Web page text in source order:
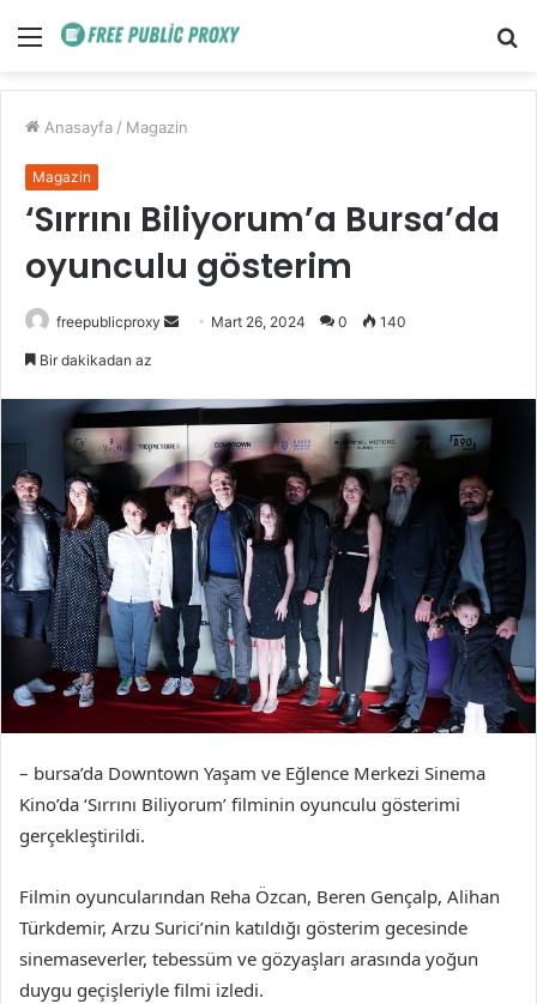
Menü
Anasayfa / Magazin
Magazin
‘Sırrını Biliyorum’a Bursa’da
oyunculu gösterim
freepublicproxy
Bir
göndermek
Mart 26, 2024 0 140
Bir dakikadan az
– bursa’da Downtown Yaşam ve Eğlence Merkezi Sinema
Kino’da ‘Sırrını Biliyorum’ filminin oyunculu gösterimi
gerçekleştirildi.
Filmin oyuncularından Reha Özcan, Beren Gençalp, Alihan
Türkdemir, Arzu Surici’nin katıldığı gösterim gecesinde
sinemaseverler, tebessüm ve gözyaşları arasında yoğun
duygu geçişleriyle filmi izledi.